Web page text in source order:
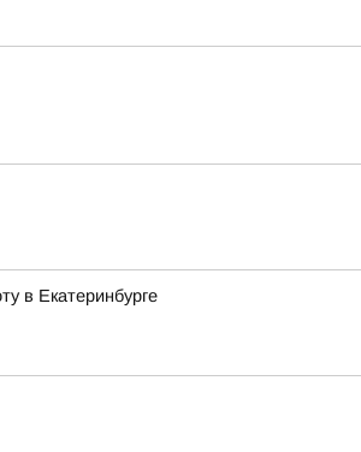
в Екатеринбурге